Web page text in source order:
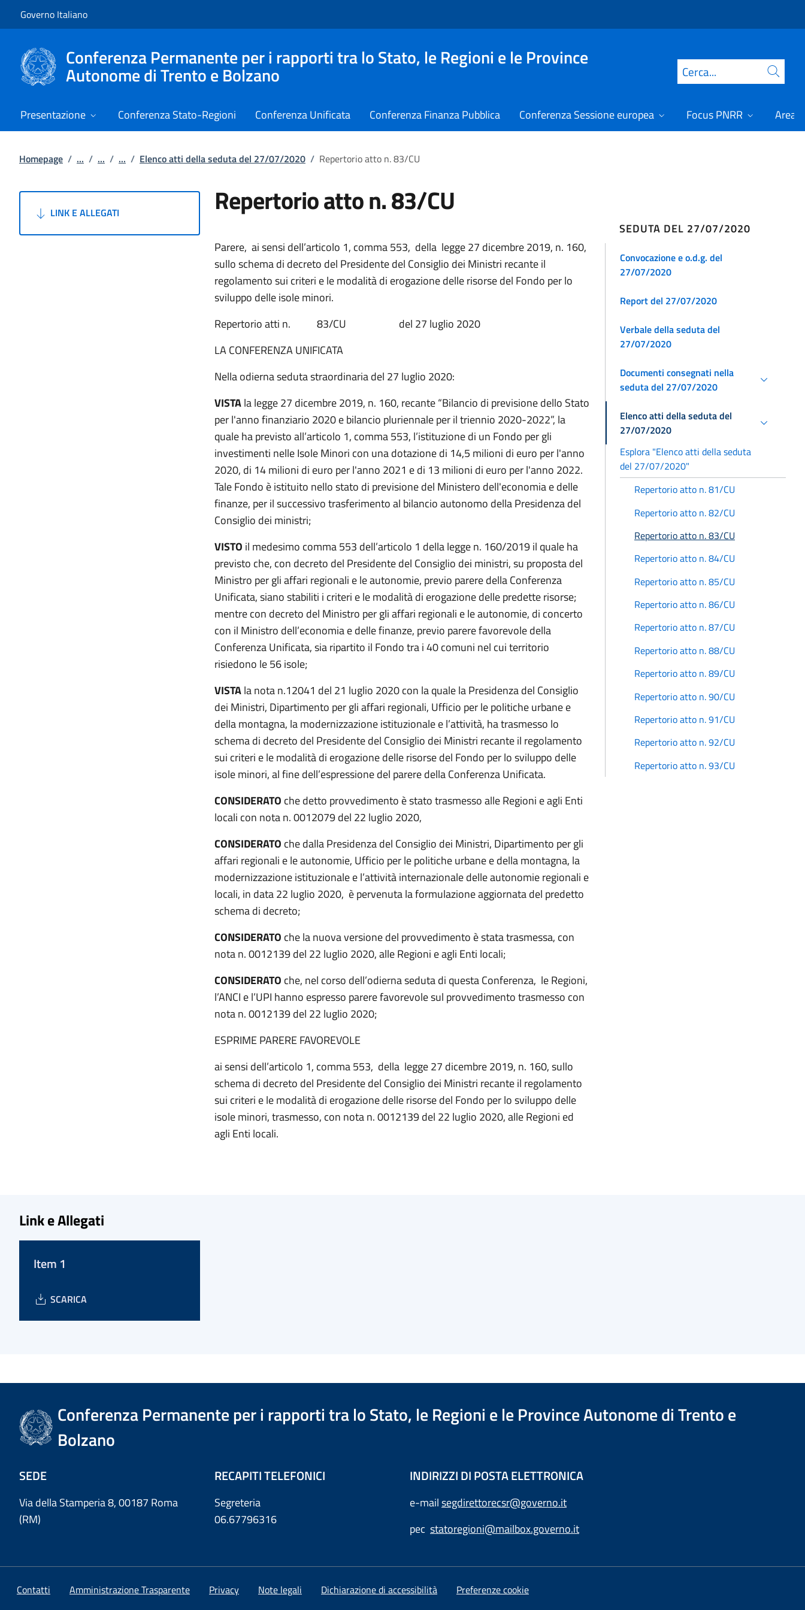
Governo Italiano
Conferenza Permanente per i rapporti tra lo Stato, le Regioni e le Province
Autonome di Trento e Bolzano Cerca
Presentazione Conferenza Stato-Regioni Conferenza Unificata Conferenza Finanza Pubblica Conferenza Sessione europea Focus PNRR Area
Homepage / ... / ... / ... / Elenco atti della seduta del 27/07/2020 / Repertorio atto n. 83/CU
LINK E ALLEGATI Repertorio atto n. 83/CU
Parere, ai sensi dell’articolo 1, comma 553, della legge 27 dicembre 2019, n. 160,
sullo schema di decreto del Presidente del Consiglio dei Ministri recante il
regolamento sui criteri e le modalità di erogazione delle risorse del Fondo per lo
sviluppo delle isole minori.
Repertorio atti n. 83/CU del 27 luglio 2020
LA CONFERENZA UNIFICATA
Nella odierna seduta straordinaria del 27 luglio 2020:
VISTAla legge 27 dicembre 2019, n. 160, recante “Bilancio di previsione dello Stato
per l'anno finanziario 2020 e bilancio pluriennale per il triennio 2020-2022”, la
quale ha previsto all’articolo 1, comma 553, l’istituzione di un Fondo per gli
investimenti nelle Isole Minori con una dotazione di 14,5 milioni di euro per l'anno
2020, di 14 milioni di euro per l'anno 2021 e di 13 milioni di euro per l'anno 2022.
Tale Fondo è istituito nello stato di previsione del Ministero dell'economia e delle
finanze, per il successivo trasferimento al bilancio autonomo della Presidenza del
Consiglio dei ministri;
VISTO il medesimo comma 553 dell’articolo 1 della legge n. 160/2019 il quale ha
previsto che, con decreto del Presidente del Consiglio dei ministri, su proposta del
Ministro per gli affari regionali e le autonomie, previo parere della Conferenza
Unificata, siano stabiliti i criteri e le modalità di erogazione delle predette risorse;
mentre con decreto del Ministro per gli affari regionali e le autonomie, di concerto
con il Ministro dell’economia e delle finanze, previo parere favorevole della
Conferenza Unificata, sia ripartito il Fondo tra i 40 comuni nel cui territorio
risiedono le 56 isole;
VISTAla nota n.12041 del 21 luglio 2020 con la quale la Presidenza del Consiglio
dei Ministri, Dipartimento per gli affari regionali, Ufficio per le politiche urbane e
della montagna, la modernizzazione istituzionale e l’attività, ha trasmesso lo
schema di decreto del Presidente del Consiglio dei Ministri recante il regolamento
sui criteri e le modalità di erogazione delle risorse del Fondo per lo sviluppo delle
isole minori, al fine dell’espressione del parere della Conferenza Unificata.
CONSIDERATO che detto provvedimento è stato trasmesso alle Regioni e agli Enti
locali con nota n. 0012079 del 22 luglio 2020,
CONSIDERATO che dalla Presidenza del Consiglio dei Ministri, Dipartimento per gli
affari regionali e le autonomie, Ufficio per le politiche urbane e della montagna, la
modernizzazione istituzionale e l’attività internazionale delle autonomie regionali e
locali, in data 22 luglio 2020, è pervenuta la formulazione aggiornata del predetto
schema di decreto;
CONSIDERATO che la nuova versione del provvedimento è stata trasmessa, con
nota n. 0012139 del 22 luglio 2020, alle Regioni e agli Enti locali;
CONSIDERATO che, nel corso dell’odierna seduta di questa Conferenza, le Regioni,
l’ANCI e l’UPI hanno espresso parere favorevole sul provvedimento trasmesso con
nota n. 0012139 del 22 luglio 2020;
ESPRIME PARERE FAVOREVOLE
ai sensi dell’articolo 1, comma 553, della legge 27 dicembre 2019, n. 160, sullo
schema di decreto del Presidente del Consiglio dei Ministri recante il regolamento
sui criteri e le modalità di erogazione delle risorse del Fondo per lo sviluppo delle
isole minori, trasmesso, con nota n. 0012139 del 22 luglio 2020, alle Regioni ed
agli Enti locali.
SEDUTA DEL 27/07/2020
Convocazione e o.d.g. del
27/07/2020
Report del 27/07/2020
Verbale della seduta del
27/07/2020
Documenti consegnati nella
seduta del 27/07/2020
Elenco atti della seduta del
27/07/2020
Esplora "Elenco atti della seduta
del 27/07/2020"
Repertorio atto n. 81/CU
Repertorio atto n. 82/CU
Repertorio atto n. 83/CU
Repertorio atto n. 84/CU
Repertorio atto n. 85/CU
Repertorio atto n. 86/CU
Repertorio atto n. 87/CU
Repertorio atto n. 88/CU
Repertorio atto n. 89/CU
Repertorio atto n. 90/CU
Repertorio atto n. 91/CU
Repertorio atto n. 92/CU
Repertorio atto n. 93/CU
Link e Allegati
Item 1
SCARICA
Conferenza Permanente per i rapporti tra lo Stato, le Regioni e le Province Autonome di Trento e
Bolzano
SEDE
Via della Stamperia 8, 00187 Roma
(RM)
RECAPITI TELEFONICI
Segreteria
06.67796316
INDIRIZZI DI POSTA ELETTRONICA
e-mailsegdirettorecsr@governo.it
pec statoregioni@mailbox.governo.it
Contatti Amministrazione Trasparente Privacy Note legali Dichiarazione di accessibilità Preferenze cookie